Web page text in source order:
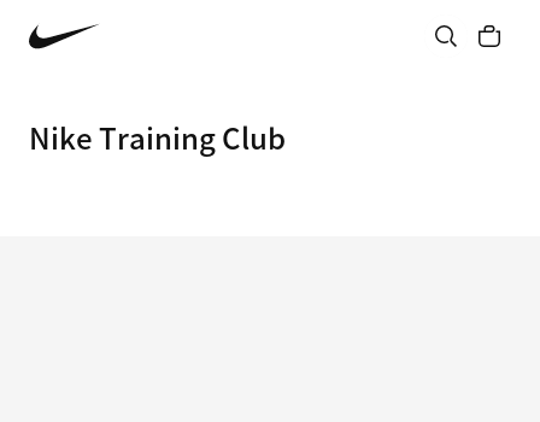
Nike Training Club